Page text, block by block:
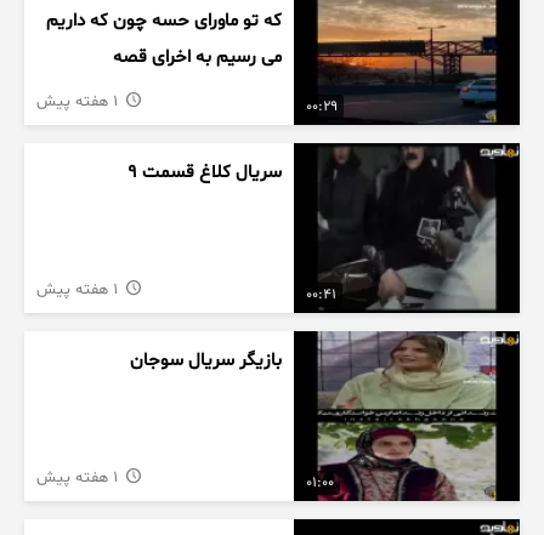
00:29
که تو ماورای حسه چون که داریم
می رسیم به اخرای قصه
00:41
سریال کلاغ قسمت 9
01:00
بازیگر سریال سوجان